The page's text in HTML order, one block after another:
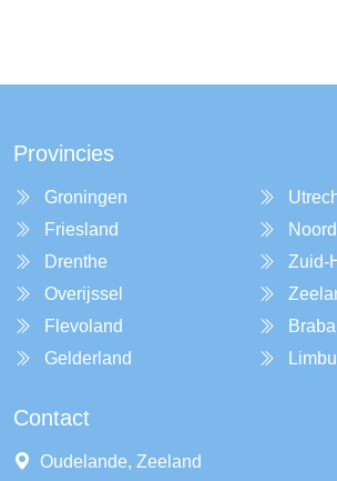
Provincies
Groningen
Friesland
Drenthe
Overijssel
Flevoland
Gelderland
Zuid-
Contact
Oudelande, Zeeland